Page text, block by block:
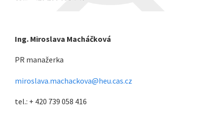
Ing. Miroslava Macháčková
PR manažerka
miroslava.machackova@heu.cas.cz
tel.: + 420 739 058 416